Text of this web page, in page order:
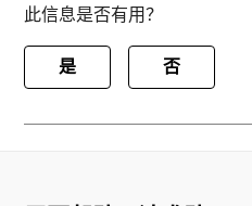
此信息是否有用？
是 否